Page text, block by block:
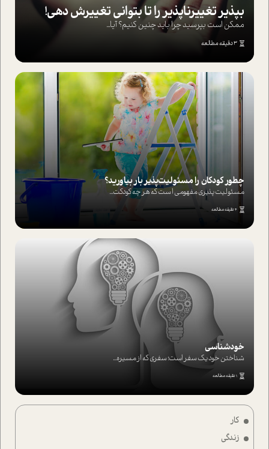
کار
زندگی
بپذير تغييرناپذير را تا بتواني تغييرش دهي!‏
ممکن است بپرسيد چرا بايد چنين کنيم؟ آيا...
3 دقیقه مطالعه
چطور کودکان را مسئولیت‌پذیر بار بیاورید؟
مسئولیت پذیری مفهومی ا ست که هر چه کودکت...
4 دقیقه مطالعه
خودشناسی
شناختن خود یک سفر است؛ سفری که از مسیره...
1 دقیقه مطالعه